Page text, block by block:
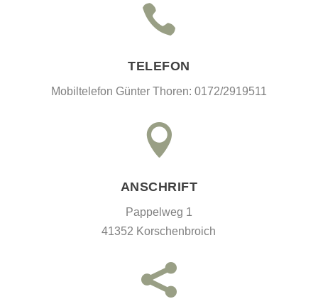

TELEFON
Mobiltelefon Günter Thoren: 0172/2919511

ANSCHRIFT
Pappelweg 1
41352 Korschenbroich
